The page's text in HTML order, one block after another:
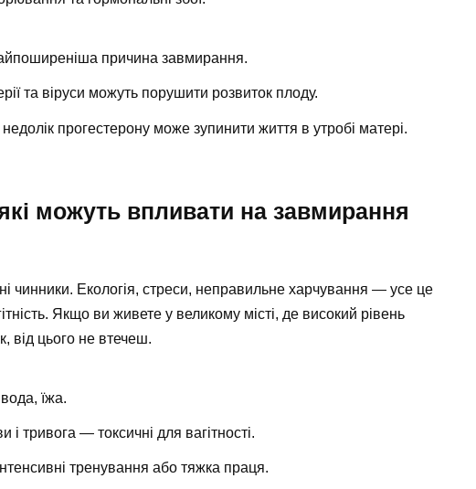
причина завмирання.
та віруси можуть порушити розвиток плоду.
прогестерону може зупинити життя в утробі матері.
можуть впливати на завмирання
чинники. Екологія, стреси, неправильне харчування — усе це
Якщо ви живете у великому місті, де високий рівень
від цього не втечеш.
їжа.
і тривога — токсичні для вагітності.
тренування або тяжка праця.